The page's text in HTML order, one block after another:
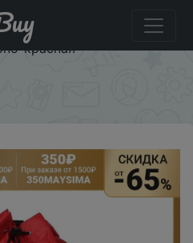
Сумка для сменной обуви
отделением на
красная